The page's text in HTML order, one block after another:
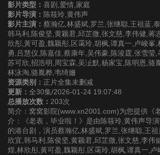
第16集 第17集
第19集 第20集
第22集
第25集
第28集 第29集
影片类型： 喜剧,爱情,家庭
影片导演： 陈筱玲,黄伟声
影片主演： 蔡瀚亿,林盛斌,罗兰,张继聪,王祖蓝,
韩马利,陈俊坚,黄颖君,邱芷微,张文慈,李伟健,蒋
欣彤,黃可盈,魏颖彤,区霭玲,胡枫,谭真一,卢峻峯,
勇,吕慧仪,陈嘉佳,蔡康年,吴伟豪,陈浚霆,张雪莹,
苏可欣,招浩明,周宝霖,吴沚默,杨家宝,陈明恩,骆
林泳淘,骆胤桦,韦绮姗
资源类别： 正片全集未删减
更新： 全30集/2026-01-24 19:07:48
总播放次数： 203次
简介：窝窝影院(www.xn2001.com)为您提供《
介：《老表，毕业啦！》是由陈筱玲,黄伟声导
的港台剧，演员蔡瀚亿,林盛斌,罗兰,张继聪,王
欣宜,韩马利,陈俊坚,黄颖君,邱芷微,张文慈,李伟
煌,林欣彤,黃可盈,魏颖彤,区霭玲,胡枫,谭真一,卢